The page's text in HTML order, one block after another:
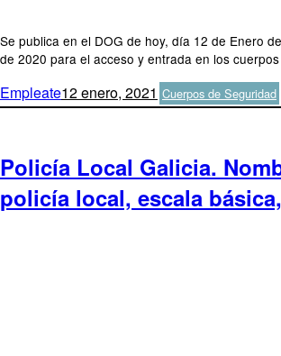
Se publica en el DOG de hoy, día 12 de Enero
de 2020 para el acceso y entrada en los
Autor
EmpleatePublicado
el
12 enero, 2021 Categorías
Cuerpos de Seguridad
Policía Local Galicia.
policía local, escala